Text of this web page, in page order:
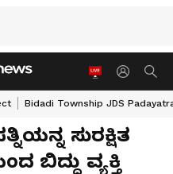
Bidadi Township JDS
ಸುರಕ್ಷಿತ
ಬಿದ್ದು ವ್ಯಕ್ತಿ